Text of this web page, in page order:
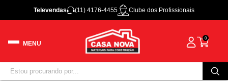
Televendas (11) 4176-4455 Clube dos Profissionais
0